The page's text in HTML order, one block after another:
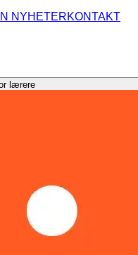
NYHETERKONTAKT
lærere